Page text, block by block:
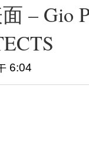
– Gio
6:04